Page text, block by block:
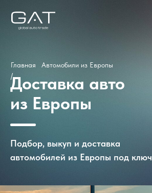
Доставка авто
из Европы
Подбор, выкуп и доставка
автомобилей из Европы под ключ
Автомобили из Европы
Главная
/